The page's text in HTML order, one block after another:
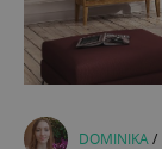
DOMINIKA /